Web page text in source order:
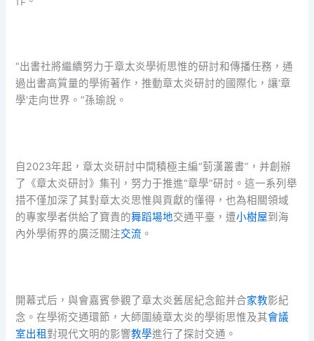
“出書社將繼續努力于章太炎學術思惟的研討和傳播任務，通
過出書高質量的學術著作，推動章太炎研討的國際化，讓‘章
學’走向世界。”孫瑜說。
自2023年起，章太炎研討中間積極主編“菿漢叢書”，并創辦
了《章太炎研討》集刊，努力于推進“章學”研討。這一系列舉
措不僅加深了其對章太炎思惟與貢獻的懂得，也為相關領域
的專家學者供給了寶貴的舞蹈場地交通平臺，遭小樹屋到海
內外學術界的廣泛關注交流 。
開幕式后，與會嘉賓參觀了章太炎舊居紀念館并合家教影紀
念。在學術交通環節，大師圍繞章太炎的學術思惟及其會議
室出租對現代文明的影響教學進行了探討交通。